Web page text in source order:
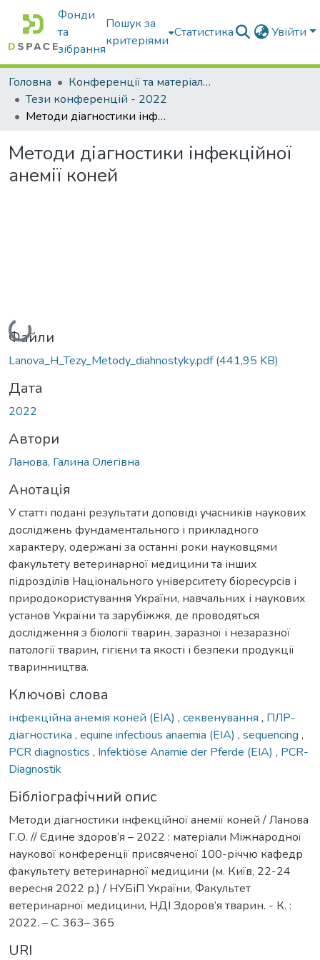
Фонди
та
зібрання
Пошук за
критеріями
Статистика Увійти
Головна
Конференції та матеріали конференцій
Тези конференцій - 2022
Методи діагностики інфекційної анемії коней
Методи діагностики інфекційної
анемії коней
Вантажиться...
Файли
Lanova_H_Tezy_Metody_diahnostyky.pdf(441,95 KB)
Дата
2022
Автори
Ланова, Галина Олегівна
Анотація
У статті подані результати доповіді учасників наукових
досліджень фундаментального і прикладного
характеру, одержані за останні роки науковцями
факультету ветеринарної медицини та інших
підрозділів Національного університету біоресурсів і
природокористування України, навчальних і наукових
установ України та зарубіжжя, де проводяться
дослідження з біології тварин, заразної і незаразної
патології тварин, гігієни та якості і безпеки продукції
тваринництва.
Ключові слова
інфекційна анемія коней (EIA) , секвенування , ПЛР-
діагностика , equine infectious anaemia (EIA) , sequencing ,
PCR diagnostics , Infektiöse Anämie der Pferde (EIA) , PCR-
Diagnostik
Бібліографічний опис
Методи діагностики інфекційної анемії коней / Ланова
Г.О. // Єдине здоров’я – 2022 : матеріали Міжнародної
наукової конференції присвяченої 100-річчю кафедр
факультету ветеринарної медицини (м. Київ, 22-24
вересня 2022 р.) / НУБіП України, Факультет
ветеринарної медицини, НДІ Здоров’я тварин. - К. :
2022. – С. 363– 365
URI